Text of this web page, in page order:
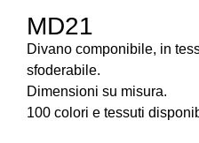
MD21
Divano componibile, in
sfoderabile.
Dimensioni su misura.
100 colori e tessuti